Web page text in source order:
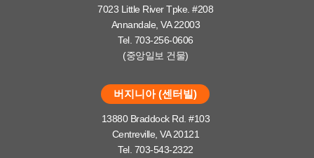
7023 Little River Tpke. #208
Annandale, VA 22003
Tel. 703-256-0606
(중앙일보 건물)
버지니아 (센터빌)
13880 Braddock Rd. #103
Centreville, VA 20121
Tel. 703-543-2322